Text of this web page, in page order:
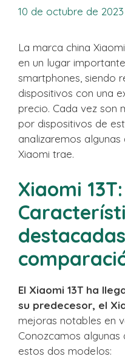
10 de octubre de 2023
La marca china
en un lugar
smartphones, siendo
dispositivos con una
precio. Cada vez son
por dispositivos de
analizaremos
Xiaomi trae.
Xiaomi 13T:
El Xiaomi 13T ha
su predecesor, el
mejoras notables en
Conozcamos
estos dos modelos: